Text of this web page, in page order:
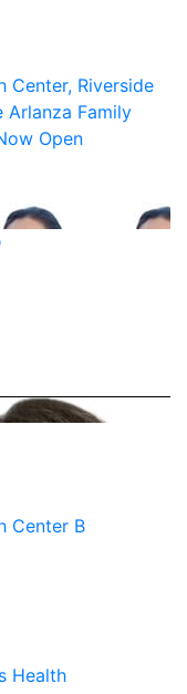
Center, Riverside
Arlanza Family
Open
Center B
Health